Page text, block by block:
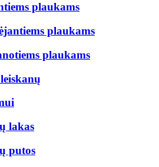
plaukams
plaukams
plaukams
lakas
putos